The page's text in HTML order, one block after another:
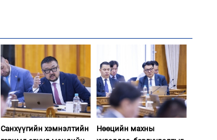
Санхүүгийн хэмнэлтийн
Нөөцийн махны